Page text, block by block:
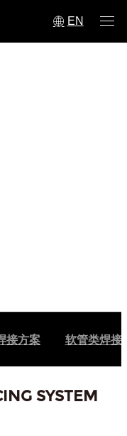
EN
SYSTEM
接方案 软管类焊接
SYSTEM